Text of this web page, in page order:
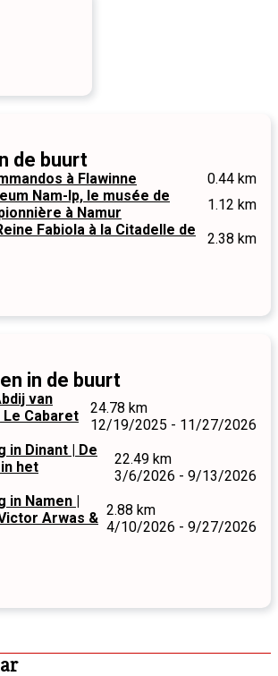
de buurt
à Flawinne
0.44 km
Nam-Ip, le musée de
à Namur
1.12 km
Fabiola à la Citadelle de
2.38 km
in de buurt
van
Cabaret
24.78 km
12/19/2025 - 11/27/2026
in Dinant | De
het
22.49 km
3/6/2026 - 9/13/2026
in Namen |
Arwas & 2.88 km
4/10/2026 - 9/27/2026